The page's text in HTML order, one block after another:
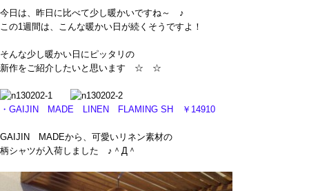
今日は、昨日に比べて少し暖かいですね～ ♪
この1週間は、こんな暖かい日が続くそうですよ！
そんな少し暖かい日にピッタリの
新作をご紹介したいと思います ☆ ☆
・GAIJIN MADE LINEN FLAMING SH ￥14910
GAIJIN MADEから、可愛いリネン素材の
柄シャツが入荷しました ♪＾Д＾